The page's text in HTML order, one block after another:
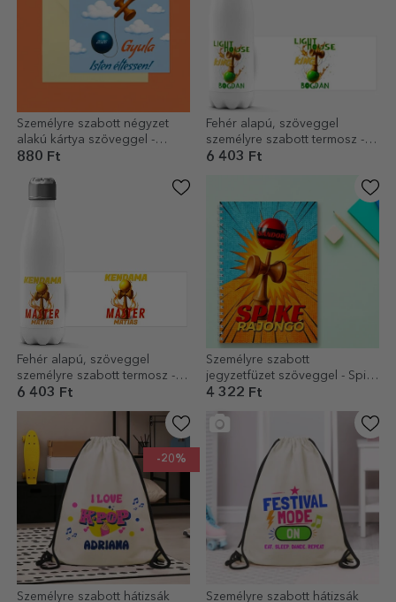
Személyre szabott négyzet
alakú kártya szöveggel -
Repülőgép-mester
880 Ft
Fehér alapú, szöveggel
személyre szabott termosz -
Lighthouse King
6 403 Ft
Fehér alapú, szöveggel
személyre szabott termosz -
Kendama Master
6 403 Ft
Személyre szabott
jegyzetfüzet szöveggel - Spike
rajongó
4 322 Ft
-20%
Személyre szabott hátizsák
Személyre szabott hátizsák